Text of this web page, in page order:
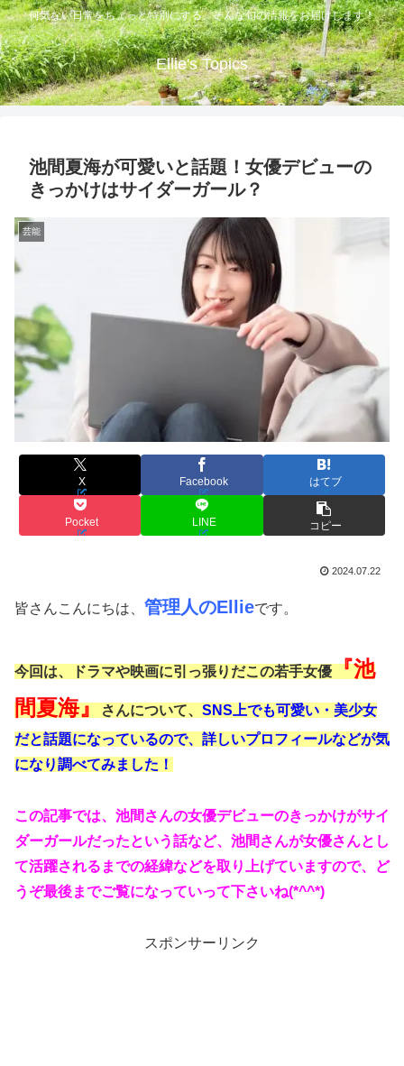
何気ない日常をちょっと特別にする、そんな旬の情報をお届けします！
Ellie's Topics
池間夏海が可愛いと話題！女優デビューの
きっかけはサイダーガール？
芸能
X Facebook はてブ
Pocket LINE コピー
2024.07.22
皆さんこんにちは、 管理人のEllieです。
今回は、ドラマや映画に引っ張りだこの若手女優『池
間夏海』さんについて、 SNS上でも可愛い・美少女
だと話題になっているので、詳しいプロフィールなどが気
になり調べてみました！
この記事では、池間さんの女優デビューのきっかけがサイ
ダーガールだったという話など、池間さんが女優さんとし
て活躍されるまでの経緯などを取り上げていますので、ど
うぞ最後までご覧になっていって下さいね(*^^*)
スポンサーリンク